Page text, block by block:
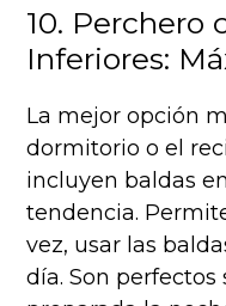
10. Perchero
Inferiores:
La mejor opción
dormitorio o el
incluyen baldas
tendencia.
vez, usar las
día. Son